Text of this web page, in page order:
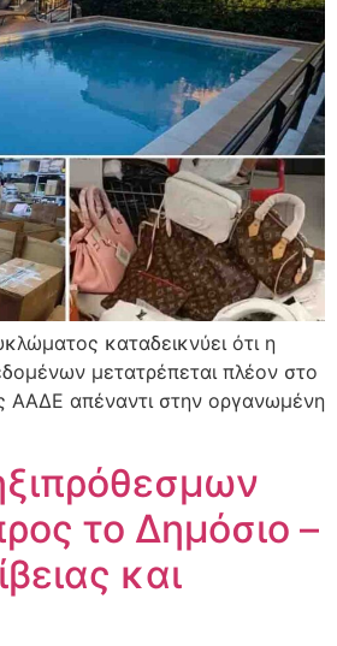
καταδεικνύει ότι η
μετατρέπεται πλέον στο
ΑΑΔΕ απέναντι στην οργανωμένη
το Δημόσιο –
και